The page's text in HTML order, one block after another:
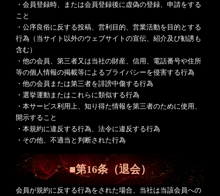
・会員登録時、または会員登録後に虚偽の登録、申請をする
こと
・公序良俗に反する投稿、営利目的、営業活動を目的とする
行為（当サイト以外のウェブサイトの宣伝、紹介及び勧誘も
含む）
・他の会員、第三者又は当社の財産、信用、電話番号や住所
等の個人情報の掲載等によるプライバシーを侵害する行為
・他の会員または第三者を誹謗中傷する行為
・選挙運動またはこれらに類似する行為
・本サービス利用上、知り得た情報を第三者のために使用、
開示すること
・本規約に違反する行為、法令に違反する行為
・その他、不適当と判断された行為
■第16条（退会）
会員が規約に反する行為をされた場合、当社は当該会員への